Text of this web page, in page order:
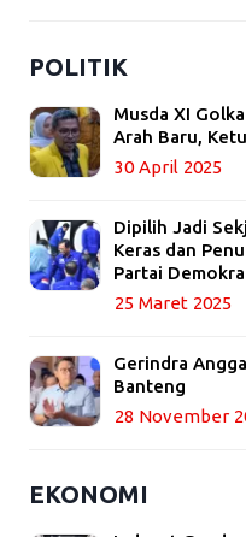
POLITIK
Musda XI
Arah Baru,
30 April 2025
Dipilih Jadi
Keras dan
Partai
25 Maret 2025
Gerindra
Banteng
28 November
EKONOMI